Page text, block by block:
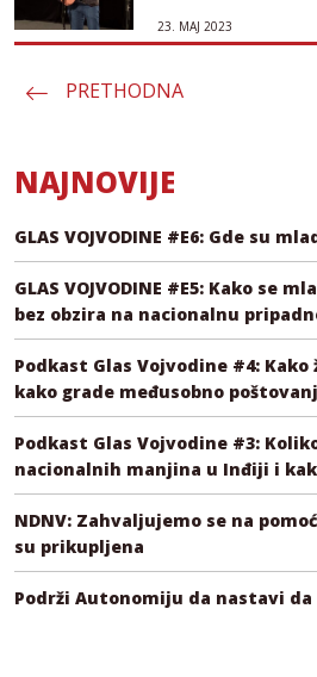
23. МАЈ 2023
PRETHODNA
NAJNOVIJE
GLAS VOJVODINE #E6: Gde su
GLAS VOJVODINE #E5: Kako se
bez obzira na nacionalnu
Podkast Glas Vojvodine #4:
kako grade međusobno
Podkast Glas Vojvodine #3:
nacionalnih manjina u Inđiji i
NDNV: Zahvaljujemo se na
su prikupljena
Podrži Autonomiju da nastavi